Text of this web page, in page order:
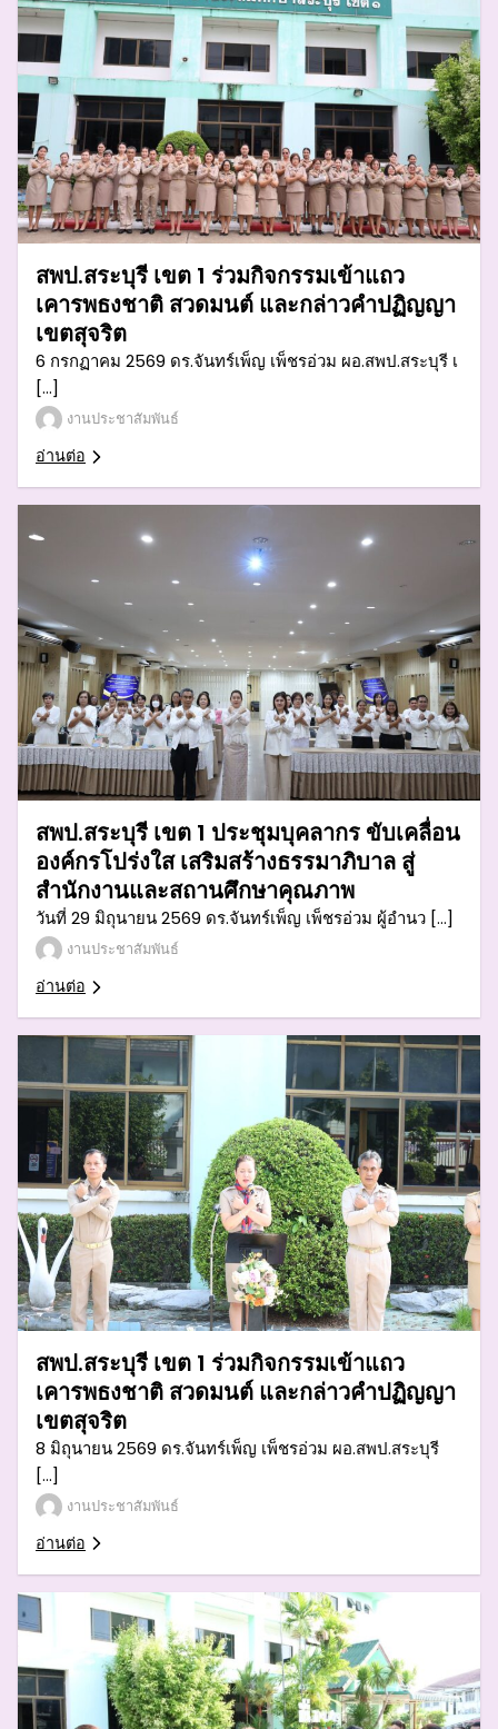
สพป.สระบุรี เขต 1 ร่วมกิจกรรมเข้าแถว
เคารพธงชาติ สวดมนต์ และกล่าวคำปฏิญญา
เขตสุจริต
6 กรกฏาคม 2569 ดร.จันทร์เพ็ญ เพ็ชรอ่วม ผอ.สพป.สระบุรี เ
[…]
งานประชาสัมพันธ์
อ่านต่อ
สพป.สระบุรี เขต 1 ประชุมบุคลากร ขับเคลื่อน
องค์กรโปร่งใส เสริมสร้างธรรมาภิบาล สู่
สำนักงานและสถานศึกษาคุณภาพ
วันที่ 29 มิถุนายน 2569 ดร.จันทร์เพ็ญ เพ็ชรอ่วม ผู้อำนว […]
งานประชาสัมพันธ์
อ่านต่อ
สพป.สระบุรี เขต 1 ร่วมกิจกรรมเข้าแถว
เคารพธงชาติ สวดมนต์ และกล่าวคำปฏิญญา
เขตสุจริต
8 มิถุนายน 2569 ดร.จันทร์เพ็ญ เพ็ชรอ่วม ผอ.สพป.สระบุรี
[…]
งานประชาสัมพันธ์
อ่านต่อ